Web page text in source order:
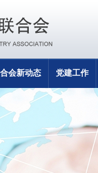
会新动态 党建工作